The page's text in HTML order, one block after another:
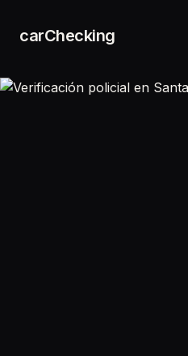
carChecking